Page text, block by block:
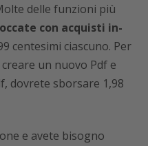
delle funzioni più
con acquisti in-
centesimi ciascuno. Per
un nuovo Pdf e
dovrete sborsare 1,98
e avete bisogno